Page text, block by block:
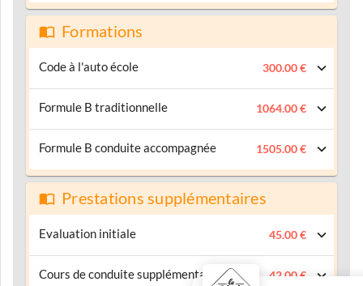
Formations
Code à l'auto école 300.00 €
Formule B traditionnelle 1064.00 €
Formule B conduite accompagnée 1505.00 €
Prestations supplémentaires
Evaluation initiale 45.00 €
Cours de conduite supplémentaire 42.00 €